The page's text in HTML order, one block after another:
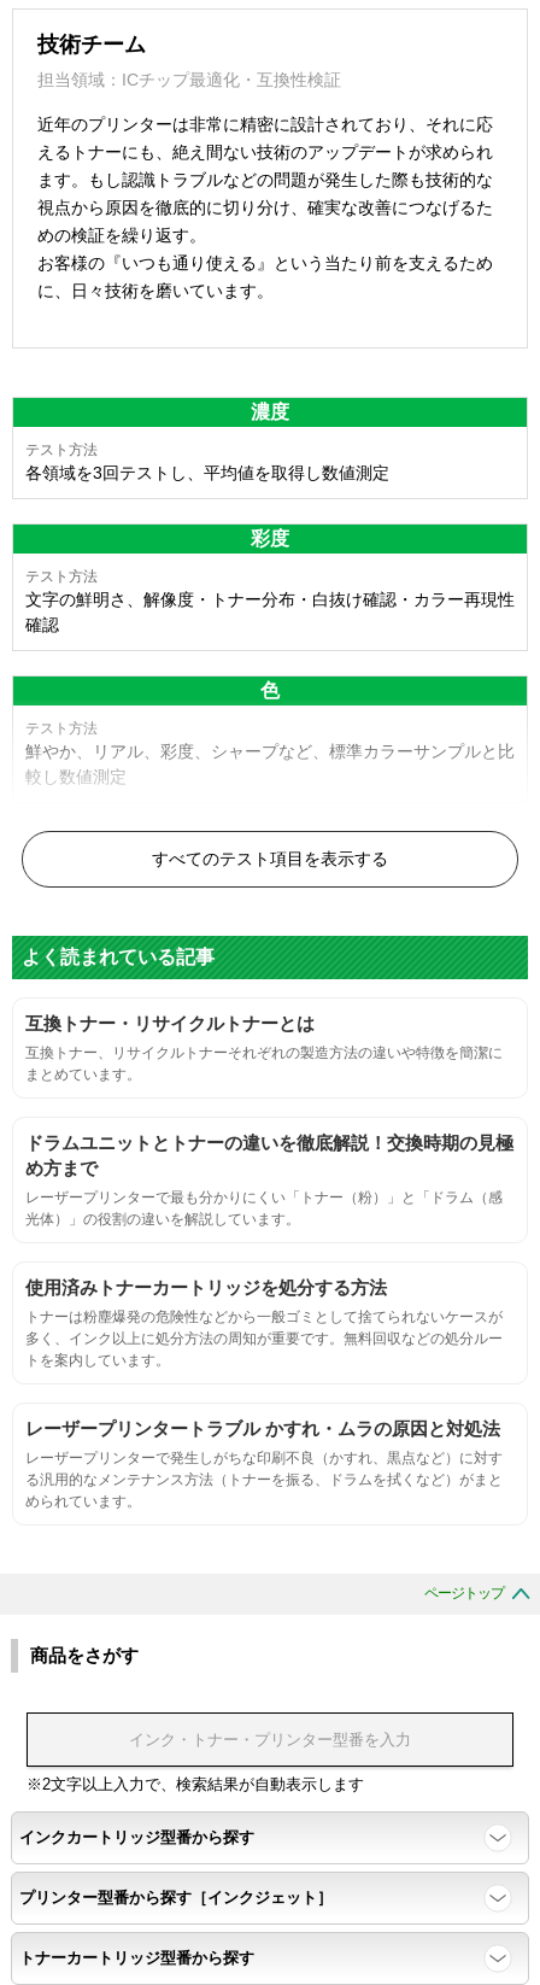
技術チーム
担当領域：ICチップ最適化・互換性検証
近年のプリンターは非常に精密に設計されており、それに応
えるトナーにも、絶え間ない技術のアップデートが求められ
ます。もし認識トラブルなどの問題が発生した際も技術的な
視点から原因を徹底的に切り分け、確実な改善につなげるた
めの検証を繰り返す。
お客様の『いつも通り使える』という当たり前を支えるため
に、日々技術を磨いています。
濃度
各領域を3回テストし、平均値を取得し数値測定
彩度
文字の鮮明さ、解像度・トナー分布・白抜け確認・カラー再現性
確認
色
鮮やか、リアル、彩度、シャープなど、標準カラーサンプルと比
較し数値測定
グレースケール
目視検査にて数値測定
連続印刷時の安定した印刷枚数測定
定着度
摩擦試験機で濃度値を測定
適合性
生涯印刷
印刷耐久性
ページ印刷可能枚数・連続印刷時の安定性・経時変化の影響の確
認
寿命レポート
ページ収量、1,000ページあたりのパウダー消費量、転写率、
すべてのテスト項目を表示する
よく読まれている記事
互換トナー・リサイクルトナーとは
互換トナー、リサイクルトナーそれぞれの製造方法の違いや特徴を簡潔に
まとめています。
ドラムユニットとトナーの違いを徹底解説！交換時期の見極
め方まで
レーザープリンターで最も分かりにくい「トナー（粉）」と「ドラム（感
光体）」の役割の違いを解説しています。
使用済みトナーカートリッジを処分する方法
トナーは粉塵爆発の危険性などから一般ゴミとして捨てられないケースが
多く、インク以上に処分方法の周知が重要です。無料回収などの処分ルー
トを案内しています。
レーザープリンタートラブル かすれ・ムラの原因と対処法
レーザープリンターで発生しがちな印刷不良（かすれ、黒点など）に対す
る汎用的なメンテナンス方法（トナーを振る、ドラムを拭くなど）がまと
められています。
ページトップ
商品をさがす
※2文字以上入力で、検索結果が自動表示します
インクカートリッジ型番から探す
プリンター型番から探す［インクジェット］
トナーカートリッジ型番から探す